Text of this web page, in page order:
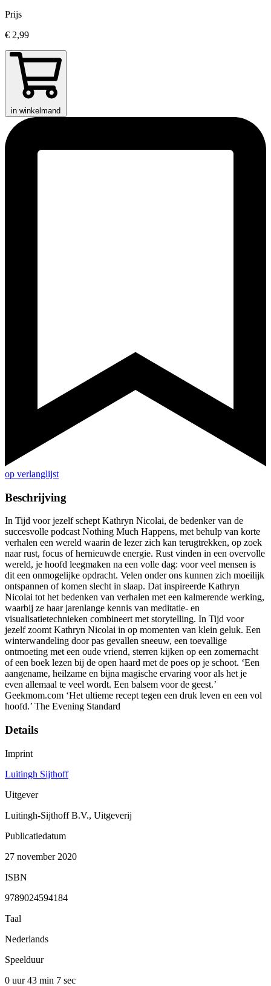
Prijs
€ 2,99
in winkelmand
op verlanglijst
Beschrijving
In Tijd voor jezelf schept Kathryn Nicolai, de bedenker van de
succesvolle podcast Nothing Much Happens, met behulp van korte
verhalen een wereld waarin de lezer zich kan terugtrekken, op zoek
naar rust, focus of hernieuwde energie. Rust vinden in een overvolle
wereld, je hoofd leegmaken na een volle dag: voor veel mensen is
dit een onmogelijke opdracht. Velen onder ons kunnen zich moeilijk
ontspannen of komen slecht in slaap. Dat inspireerde Kathryn
Nicolai tot het bedenken van verhalen met een kalmerende werking,
waarbij ze haar jarenlange kennis van meditatie- en
visualisatietechnieken combineert met storytelling. In Tijd voor
jezelf zoomt Kathryn Nicolai in op momenten van klein geluk. Een
winterwandeling door pas gevallen sneeuw, een toevallige
ontmoeting met een oude vriend, sterren kijken op een zomernacht
of een boek lezen bij de open haard met de poes op je schoot. ‘Een
aangename, heilzame en bijna magische ervaring voor als het je
even allemaal te veel wordt. Een balsem voor de geest.’
Geekmom.com ‘Het ultieme recept tegen een druk leven en een vol
hoofd.’ The Evening Standard
Details
Imprint
Luitingh Sijthoff
Uitgever
Luitingh-Sijthoff B.V., Uitgeverij
Publicatiedatum
27 november 2020
ISBN
9789024594184
Taal
Nederlands
Speelduur
0 uur 43 min 7 sec